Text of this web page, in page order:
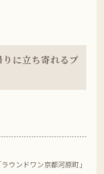
りに立ち寄れるプ
ウンドワン京都河原町」